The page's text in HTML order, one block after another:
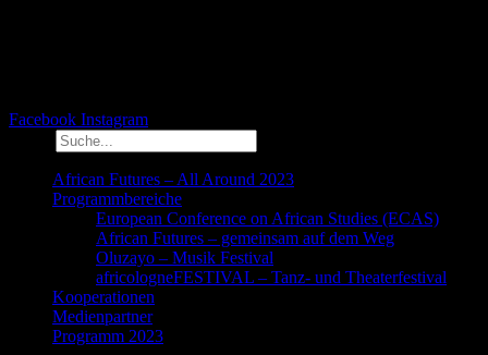
Facebook Instagram
African Futures – All Around 2023
Programmbereiche
European Conference on African Studies (ECAS)
African Futures – gemeinsam auf dem Weg
Oluzayo – Musik Festival
africologneFESTIVAL – Tanz- und Theaterfestival
Kooperationen
Medienpartner
Programm 2023